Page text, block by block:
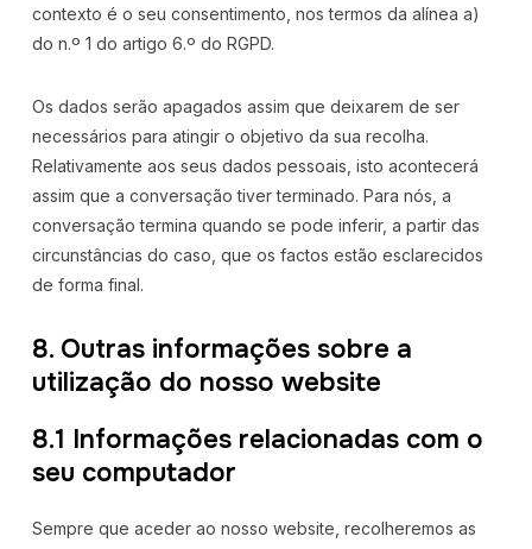
contexto é o seu consentimento, nos termos da alínea a)
do n.º 1 do artigo 6.º do RGPD.
Os dados serão apagados assim que deixarem de ser
necessários para atingir o objetivo da sua recolha.
Relativamente aos seus dados pessoais, isto acontecerá
assim que a conversação tiver terminado. Para nós, a
conversação termina quando se pode inferir, a partir das
circunstâncias do caso, que os factos estão esclarecidos
de forma final.
8. Outras informações sobre a
utilização do nosso website
8.1 Informações relacionadas com o
seu computador
Sempre que aceder ao nosso website, recolheremos as